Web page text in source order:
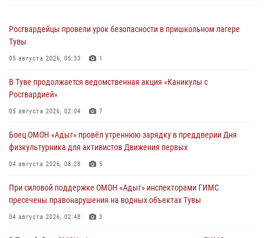
Росгвардейцы провели урок безопасности в пришкольном лагере
Тувы
05 августа 2026, 05:33 1
В Туве продолжается ведомственная акция «Каникулы с
Росгвардией»
05 августа 2026, 02:04 7
Боец ОМОН «Адыг» провёл утреннюю зарядку в преддверии Дня
физкультурника для активистов Движения первых
04 августа 2026, 08:28 5
При силовой поддержке ОМОН «Адыг» инспекторами ГИМС
пресечены правонарушения на водных объектах Тувы
04 августа 2026, 02:48 3